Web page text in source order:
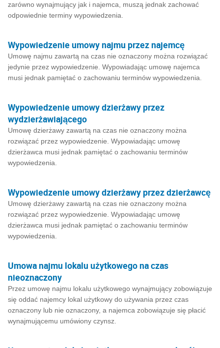
zarówno wynajmujący jak i najemca, muszą jednak zachować
odpowiednie terminy wypowiedzenia.
Wypowiedzenie umowy najmu przez najemcę
Umowę najmu zawartą na czas nie oznaczony można rozwiązać
jedynie przez wypowiedzenie. Wypowiadając umowę najemca
musi jednak pamiętać o zachowaniu terminów wypowiedzenia.
Wypowiedzenie umowy dzierżawy przez
wydzierżawiającego
Umowę dzierżawy zawartą na czas nie oznaczony można
rozwiązać przez wypowiedzenie. Wypowiadając umowę
dzierżawca musi jednak pamiętać o zachowaniu terminów
wypowiedzenia.
Wypowiedzenie umowy dzierżawy przez dzierżawcę
Umowę dzierżawy zawartą na czas nie oznaczony można
rozwiązać przez wypowiedzenie. Wypowiadając umowę
dzierżawca musi jednak pamiętać o zachowaniu terminów
wypowiedzenia.
Umowa najmu lokalu użytkowego na czas
nieoznaczony
Przez umowę najmu lokalu użytkowego wynajmujący zobowiązuje
się oddać najemcy lokal użytkowy do używania przez czas
oznaczony lub nie oznaczony, a najemca zobowiązuje się płacić
wynajmującemu umówiony czynsz.